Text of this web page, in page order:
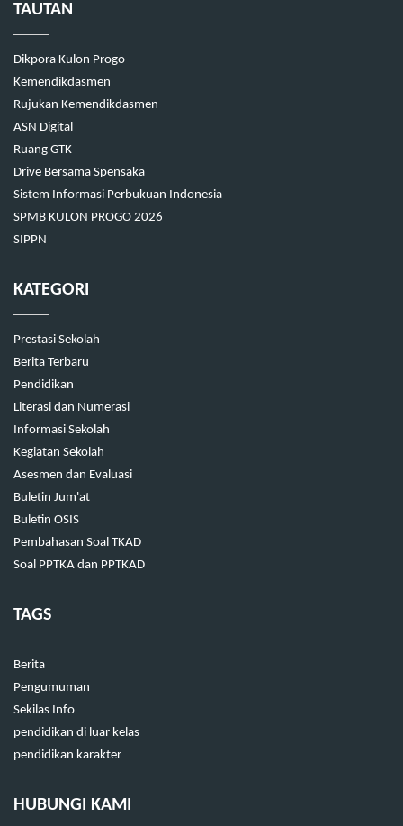
TAUTAN
Dikpora Kulon Progo
Kemendikdasmen
Rujukan Kemendikdasmen
ASN Digital
Ruang GTK
Drive Bersama Spensaka
Sistem Informasi Perbukuan Indonesia
SPMB KULON PROGO 2026
SIPPN
KATEGORI
Prestasi Sekolah
Berita Terbaru
Pendidikan
Literasi dan Numerasi
Informasi Sekolah
Kegiatan Sekolah
Asesmen dan Evaluasi
Buletin Jum'at
Buletin OSIS
Pembahasan Soal TKAD
Soal PPTKA dan PPTKAD
TAGS
Berita
Pengumuman
Sekilas Info
pendidikan di luar kelas
pendidikan karakter
HUBUNGI KAMI